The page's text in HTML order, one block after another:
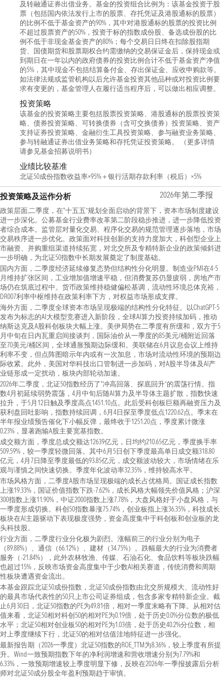
及转融通证券出借业务。基金的投资组合比例为：该基金投资于股
票（包括国内依法发行上市的股票、存托凭证及港股通标的股票）
的比例不低于基金资产的90%，其中对港股通标的股票的投资比例
不超过股票资产的50%，投资于标的指数成份股、备选成份股的比
例不低于非现金基金资产的80%；每个交易日日终在扣除股指期
货、国债期货和股票期权合约需缴纳的交易保证金后，保持现金或
到期日在一年以内的政府债券的投资比例合计不低于基金资产净值
的5%，其中现金不包括结算备付金、存出保证金、应收申购款等。
如法律法规或监管机构以后允许基金投资其他品种或对投资比例要
求有变更的，基金管理人在履行适当程序后，可以做出相应调整。
投资策略
该基金的投资策略主要包括股票投资策略、港股通标的股票投资策
略、债券投资策略、可转换债券（含可交换债券）投资策略、资产
支持证券投资策略、金融衍生工具投资策略、参与融资业务策略、
参与转融通证券出借业务策略和存托凭证投资策略。 （更多详情
请参见基金招募说明书）
业绩比较基准
北证50成份指数收益率×95%＋银行活期存款利率（税后）×5%
投资策略及运作分析 2026年第二季报
政策层面,二季度，在“十五五”规划全面启动的背景下，资本市场制度建设
进一步深化。公募基金行业费率改革第二阶段稳步推进，进一步降低投资
者综合成本。监管层对量化交易、程序化交易的规范管理逐步落地，市场
交易秩序进一步优化。政策面对科技创新的支持力度加大，科创型企业上
市融资、并购重组渠道持续拓宽，对北交所及专精特新企业的政策倾斜进
一步明确，为北证50指数中长期发展奠定了制度基础。
国内方面，二季度经济延续修复态势但结构性分化明显。制造业PMI在4-5
月维持扩张区间，工业增加值增速平稳，但消费复苏仍显疲弱，房地产市
场仍在筑底过程中。货币政策维持稳健偏松基调，流动性环境总体充裕，
DR007利率中枢维持在政策利率下方，对权益市场形成支撑。
海外方面，二季度全球资本市场呈现极端的结构性分化特征。以ChatGPT-5
发布为标志的AI大模型竞赛进入新阶段，全球AI算力投资持续加码，推动
纳斯达克及A股科创板块大幅上涨。美伊局势在二季度有所缓和，双方于5
月中旬在日内瓦重启间接谈判，国际油价从一季度的85美元/桶附近回落
至70美元/桶区间，全球通胀预期边际缓和。美联储在6月议息会议上维持
利率不变，但点阵图暗示年内或有一次加息，市场对流动性环境的预期边
际收紧。此外，美国对华科技出口管制进一步加码，对A股半导体及AI产
业链形成一定扰动，板块内部轮动加速。
2026年二季度，北证50指数经历了“冲高回落、探底回升”的震荡行情。指
数4月初延续弱势震荡，4月中旬后随AI算力及半导体主题扩散，指数快速
拉升，于5月12日触及季度高点1451.10点。此后受科创板巨额再融资压力及
获利盘回吐影响，指数持续回调，6月4日探至季度低点1220.62点。季末在
半年报业绩预告催化下小幅反弹，最终收于1251.20点，季度累计微涨
0.23%，显著跑输A股主要宽基指数。
成交额方面，季度总成交额达12639亿元，日均约210.65亿元，季度换手率
509.59%，较一季度轻微回落。其中6月5日创下季度最高单日成交额318.80
亿元，4月7日降至季度最低的93.85亿元，成交额波动较大，市场情绪在乐
观与谨慎之间快速切换。季度年化波动率32.35%，维持较高水平。
市场风格方面，二季度A股市场呈现极端的成长占优格局。国证成长指数
上涨19.33%，国证价值指数下跌-7.62%，成长风格大幅领先价值风格；沪深
300指数上涨11.90%，中证2000指数上涨7.78%，大盘风格好于小盘风格，与
一季度形成切换。科创50指数暴涨75.74%，创业板指上涨36.35%，科技成长
板块在AI主题驱动下表现极度强势，资金高度集中于科创板和创业板的龙
头科技股。
行业方面，二季度行业分化极为剧烈。涨幅前三的行业分别为电子
（89.88%）、通信（66.12%）、建材（34.75%）。跌幅最大的行业为消费者
服务（-21.84%），此外农林牧渔、传媒、石油石化、食品饮料等板块跌幅
也超过15%，反映市场资金高度集中于少数AI相关赛道，传统消费和周期
性板块遭遇资金流出。
本基金跟踪北证50成份指数，北证50成份指数由北交所规模大、流动性好
的最具市场代表性的50只上市公司证券组成，包含多家专精特新企业。截
止6月30日，北证50指数的PE为49.81倍，相对一季度末略有下降。从相对估
值来看，北证50相对科创50的相对PE为0.19倍，处于历史0.0%分位数的极低
水平；北证50相对创业板50的相对PE为1.03倍，处于历史40.2%分位数，相
对上季度继续下行，北证50的相对估值洼地特征进一步强化。
最新报告期（2026一季度）北证50指数的ROE_TTM为8.36%，较上季度有所提
升。Wind一致预期指数下年的净利润增速和营收增速分别为7.79%和
6.33%，一致预期增速较上季度明显下修，反映在2026年一季报披露后分析
师对北证50成分股全年盈利预期趋于审慎。